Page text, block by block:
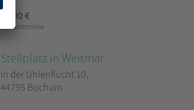
35,00 €
Gesamtmiete
Stellplatz in Weitmar
In der Uhlenflucht 10,
44795 Bochum